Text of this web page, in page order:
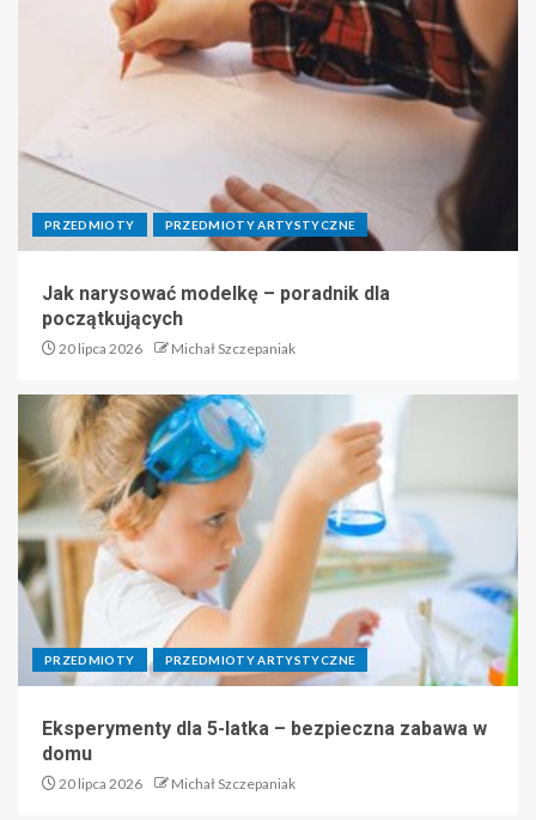
PRZEDMIOTY PRZEDMIOTY ARTYSTYCZNE
Jak narysować modelkę – poradnik dla
początkujących
20 lipca 2026 Michał Szczepaniak
PRZEDMIOTY PRZEDMIOTY ARTYSTYCZNE
Eksperymenty dla 5-latka – bezpieczna zabawa w
domu
20 lipca 2026 Michał Szczepaniak